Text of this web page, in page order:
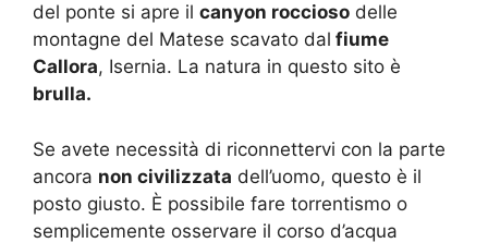
del ponte si apre il canyon roccioso delle
montagne del Matese scavato dal fiume
Callora, Isernia. La natura in questo sito è
brulla.
Se avete necessità di riconnettervi con la parte
ancora non civilizzata dell’uomo, questo è il
posto giusto. È possibile fare torrentismo o
semplicemente osservare il corso d’acqua